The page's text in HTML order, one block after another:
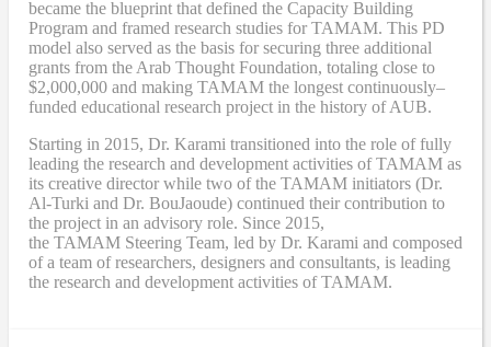
became the blueprint that defined the Capacity Building
Program and framed research studies for TAMAM. This PD
model also served as the basis for securing three additional
grants from the Arab Thought Foundation, totaling close to
$2,000,000 and making TAMAM the longest continuously–
funded educational research project in the history of AUB.
Starting in 2015, Dr. Karami transitioned into the role of fully
leading the research and development activities of TAMAM as
its creative director while two of the TAMAM initiators (Dr.
Al-Turki and Dr. BouJaoude) continued their contribution to
the project in an advisory role. Since 2015,
the TAMAM Steering Team, led by Dr. Karami and composed
of a team of researchers, designers and consultants, is leading
the research and development activities of TAMAM.